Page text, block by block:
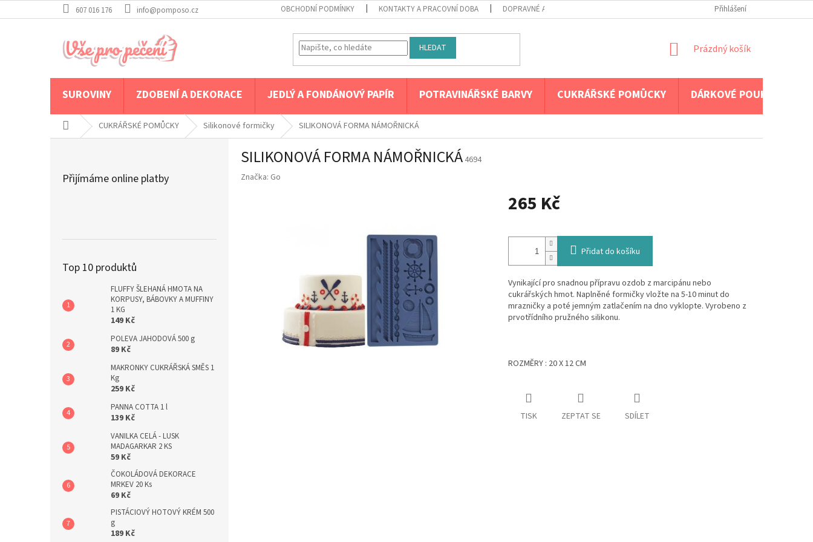
na
607 016 176 info@pomposo.cz OBCHODNÍ PODMÍNKY KONTAKTY A PRACOVNÍ DOBA DOPRAVNÉ A PLATBA Přihlášení
HLEDAT
NÁKUPNÍ
Prázdný košík
SUROVINY ZDOBENÍ A DEKORACE JEDLÝ A FONDÁNOVÝ PAPÍR POTRAVINÁŘSKÉ BARVY CUKRÁŘSKÉ POMŮCKY DÁRKOVÉ POUKAZY
Domů CUKRÁŘSKÉ POMŮCKY Silikonové formičky SILIKONOVÁ FORMA NÁMOŘNICKÁ
Přijímáme online platby
Top 10 produktů
FLUFFY ŠLEHANÁ HMOTA NA
KORPUSY, BÁBOVKY A MUFFINY
1 KG
149 Kč
POLEVA JAHODOVÁ 500 g
89 Kč
MAKRONKY CUKRÁŘSKÁ SMĚS 1
Kg
259 Kč
PANNA COTTA 1 l
139 Kč
VANILKA CELÁ - LUSK
MADAGARKAR 2 KS
59 Kč
ČOKOLÁDOVÁ DEKORACE
MRKEV 20 Ks
69 Kč
PISTÁCIOVÝ HOTOVÝ KRÉM 500
g
189 Kč
SILIKONOVÁ FORMA NÁMOŘNICKÁ 4694
Značka: Go
265 Kč
cena:
Přidat do košíku
Vynikající pro snadnou přípravu ozdob z marcipánu nebo
cukrářských hmot. Naplněné formičky vložte na 5-10 minut do
mrazničky a poté jemným zatlačením na dno vyklopte. Vyrobeno z
prvotřídního pružného silikonu.
ROZMĚRY : 20 X 12 CM
TISK ZEPTAT SE SDÍLET